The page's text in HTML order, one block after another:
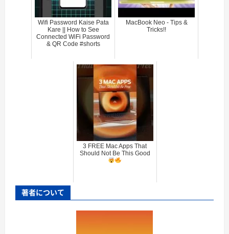
Wifi Password Kaise Pata
Kare || How to See
Connected WiFi Password
& QR Code #shorts
MacBook Neo - Tips &
Tricks!!
3 FREE Mac Apps That
Should Not Be This Good
著者について